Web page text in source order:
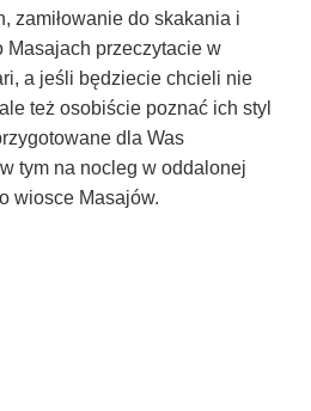
zamiłowanie do skakania i
Masajach przeczytacie w
a jeśli będziecie chcieli nie
też osobiście poznać ich styl
dla Was
tym na nocleg w oddalonej
wiosce Masajów.